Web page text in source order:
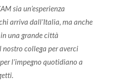
sia un’esperienza
arriva dall’Italia, ma anche
una grande città
nostro collega per averci
l’impegno quotidiano a